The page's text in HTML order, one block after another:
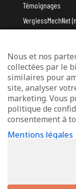
Témoignages
VergiessMechNet
Avec le soutien du
Mentions légales
Protection des
Déclaration
Nous et nos
collectées par le
similaires pour
site, analyser
marketing. Vous
politique de
consentement à
Mentions légales